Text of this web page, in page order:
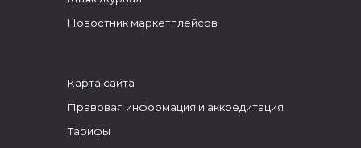
Новостник маркетплейсов
Карта сайта
Правовая информация и аккредитация
Тарифы